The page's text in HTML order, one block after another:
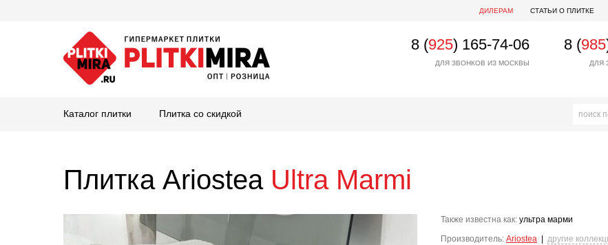
ДИЛЕРАМ СТАТЬИ О ПЛИТКЕ
8 (925) 165-74-06
ДЛЯ ЗВОНКОВ ИЗ МОСКВЫ
8 (985
ДЛЯ
Каталог плитки Плитка со скидкой
Плитка Ariostea Ultra Marmi
Также известна как: ультра марми
Производитель: Ariostea
другие